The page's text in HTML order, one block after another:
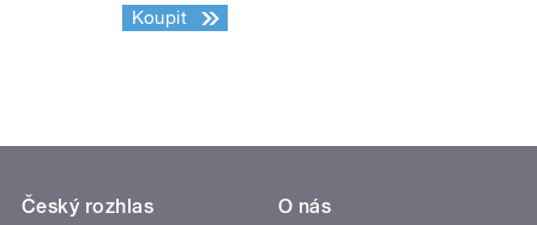
Koupit
Český rozhlas
O nás